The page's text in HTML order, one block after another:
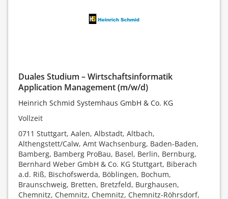
Duales Studium – Wirtschaftsinformatik
Application Management (m/w/d)
Heinrich Schmid Systemhaus GmbH & Co. KG
Vollzeit
0711 Stuttgart, Aalen, Albstadt, Altbach,
Althengstett/Calw, Amt Wachsenburg, Baden-Baden,
Bamberg, Bamberg ProBau, Basel, Berlin, Bernburg,
Bernhard Weber GmbH & Co. KG Stuttgart, Biberach
a.d. Riß, Bischofswerda, Böblingen, Bochum,
Braunschweig, Bretten, Bretzfeld, Burghausen,
Chemnitz, Chemnitz, Chemnitz, Chemnitz-Röhrsdorf,